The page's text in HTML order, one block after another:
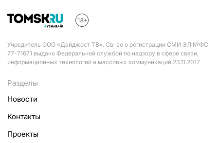
Учредитель ООО «Дайджест ТВ». Св-во о регистрации СМИ ЭЛ №ФС
77-71671 выдано Федеральной службой по надзору в сфере связи,
информационных технологий и массовых коммуникаций 23.11.2017
Разделы
Новости
Контакты
Проекты